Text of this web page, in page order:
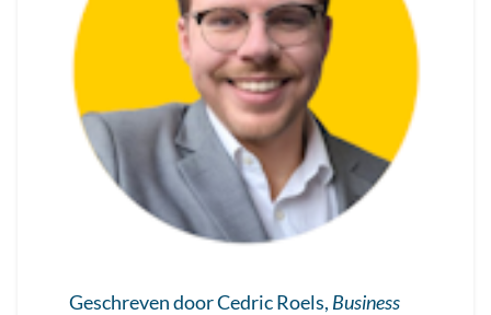
Geschreven door Cedric Roels, Business